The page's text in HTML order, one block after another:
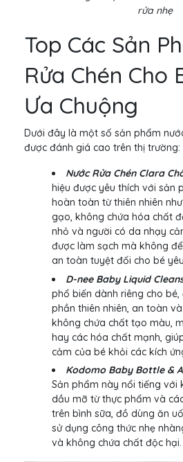
rửa nhẹ
Top Các Sản
Rửa Chén Cho
Ưa Chuộng
Dưới đây là một số sản phẩm
được đánh giá cao trên thị trường:
Nước Rửa Chén Clara
hiệu được yêu thích với sản
hoàn toàn từ thiên nhiên
gạo, không chứa hóa chất
nhỏ và người có da nhạy
được làm sạch mà không
an toàn tuyệt đối cho bé
D-nee Baby Liquid
phổ biến dành riêng cho
phần thiên nhiên, an toàn
không chứa chất tạo màu,
hay các hóa chất mạnh,
cảm của bé khỏi các kích
Kodomo Baby Bottle &
Sản phẩm này nổi tiếng với
dầu mỡ từ thực phẩm và
trên bình sữa, đồ dùng ăn
sử dụng công thức nhẹ
và không chứa chất độc hại.